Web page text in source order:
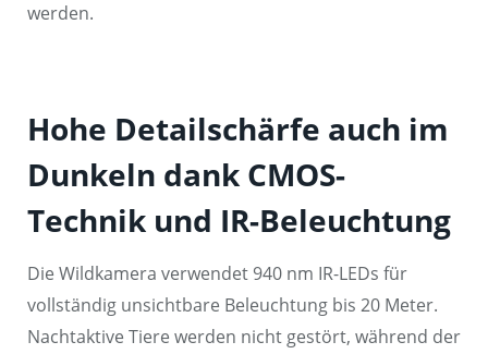
werden.
Hohe Detailschärfe auch im
Dunkeln dank CMOS-
Technik und IR-Beleuchtung
Die Wildkamera verwendet 940 nm IR-LEDs für
vollständig unsichtbare Beleuchtung bis 20 Meter.
Nachtaktive Tiere werden nicht gestört, während der